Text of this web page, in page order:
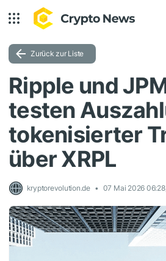
Zurück zur Liste
Ripple und
testen
tokenisierter
über XRPL
kryptorevolution.de 07 Mai 2026